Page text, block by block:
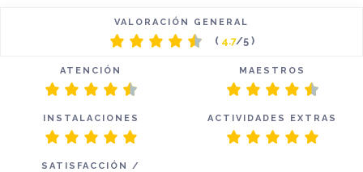
VALORACIÓN GENERAL
( 4.7/5 )
ATENCIÓN MAESTROS
INSTALACIONES ACTIVIDADES EXTRAS
SATISFACCIÓN /